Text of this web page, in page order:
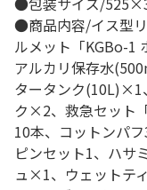
●商品内容/イス型
ルメット「KGBo-1
アルカリ保存水
タータンク(10L)×1
ク×2、救急セット
10本、コットンパ
ピンセット1、ハサ
ュ×1、ウェットテ